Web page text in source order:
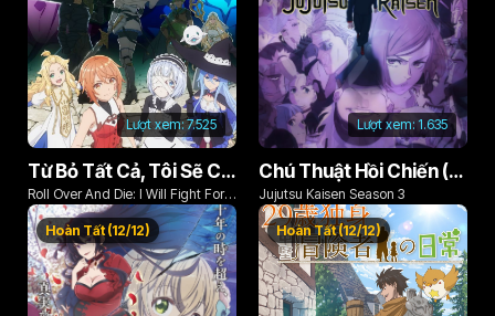
Lượt xem: 7.525
Từ Bỏ Tất Cả, Tôi Sẽ Chiến Đấu Cho Một Cuộc Sống Bình Thường Với Tình Yêu Của Đời Mình Và Chiếc Thanh Kiếm Bị Nguyền Rủa!
Roll Over And Die: I Will Fight For
An Ordinary Life With My Love And
Cursed Sword!
Lượt xem: 1.635
Chú Thuật Hồi Chiến (Phần 3)
Jujutsu Kaisen Season 3
Hoàn Tất (12/12) Hoàn Tất (12/12)